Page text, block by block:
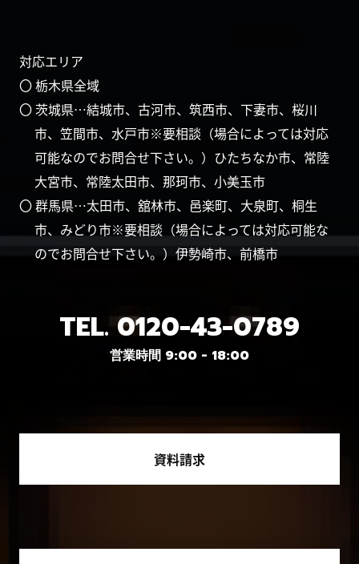
対応エリア
〇 栃木県全域
〇 茨城県…結城市、古河市、筑西市、下妻市、桜川
市、笠間市、水戸市※要相談（場合によっては対応
可能なのでお問合せ下さい。）ひたちなか市、常陸
大宮市、常陸太田市、那珂市、小美玉市
〇 群馬県…太田市、舘林市、邑楽町、大泉町、桐生
市、みどり市※要相談（場合によっては対応可能な
のでお問合せ下さい。）伊勢崎市、前橋市
TEL. 0120-43-0789
営業時間 9:00 - 18:00
資料請求